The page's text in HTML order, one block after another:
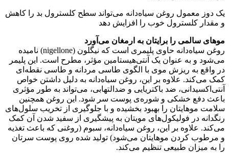
یک دوز معمول روغن سیاه‌دانه می‌تواند سطح کلسترول بد را کاهش
و مقدار کلسترول خوب را افزایش دهد
موهای سالمی را برایتان به ارمغان می‌آورد
روغن سیاه‌دانه حاوی پلیمری است که نیگلون (nigellone) نامیده
می‌شود و به عنوان یک آنتی‌هیستامین مؤثر، مطرح است. این پلیمر
در واقع به ریزش موی با الگوی طاسی مردانه و طاسی نقطه‌ای
کمک می‌کند. علاوه بر این، روغن سیاه‌دانه به دلیل داشتن خواص
آنتی‌اکسیدانی، ضد باکتریایی و ضدالتهابی، می‌تواند به طور مؤثری
باعث دفع خشکی و شوره‌ی پوست سر شود. این روغن همچنین
سلامت موهایتان را بهبود بخشیده و با جلوگیری از تخریب سلول‌های
رنگدانه در فولیکول‌های مویتان به پیشگیری از سفید شدن آن کمک
می‌کند. علاوه بر این، روغن سیاه‌دانه، سبوم (روغنی که باعث تغذیه
و مرطوب کردن موهایتان می‌شود) تولید شده روی پوست سرتان
را به میزان طبیعی تنظیم می‌کند.